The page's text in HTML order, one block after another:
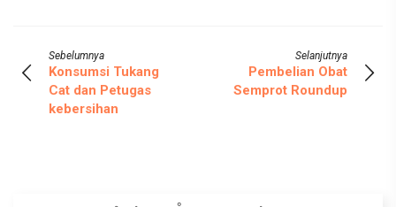
Sebelumnya
Konsumsi Tukang
Cat dan Petugas
kebersihan
Selanjutnya
Pembelian Obat
Semprot Roundup